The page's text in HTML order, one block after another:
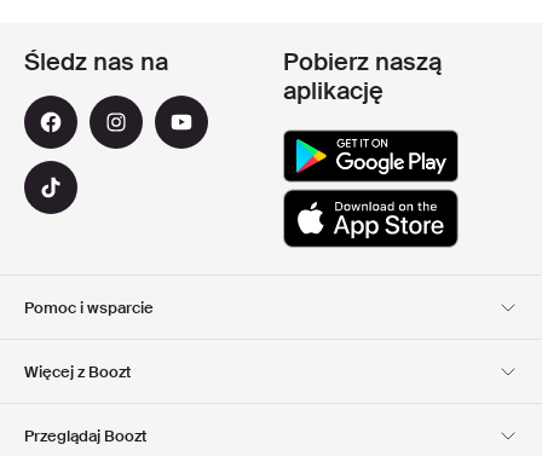
Pomoc i wsparcie
Więcej z Boozt
Przeglądaj Boozt
Śledz nas na
Pobierz naszą
aplikację